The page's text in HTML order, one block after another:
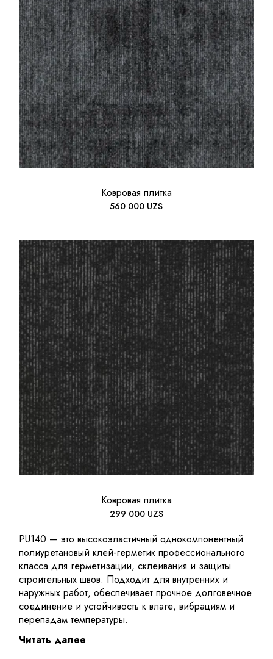
Ковровая плитка
560 000 UZS
Ковровая плитка
299 000 UZS
PU140 — это высокоэластичный однокомпонентный
полиуретановый клей-герметик профессионального
класса для герметизации, склеивания и защиты
строительных швов. Подходит для внутренних и
наружных работ, обеспечивает прочное долговечное
соединение и устойчивость к влаге, вибрациям и
перепадам температуры.
Герметик поставляется в профессиональном формате
Читать далее